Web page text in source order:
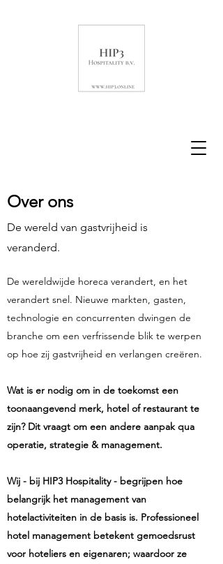
Over ons
De wereld van gastvrijheid is
veranderd.
De wereldwijde horeca verandert, en het
verandert snel. Nieuwe markten, gasten,
technologie en concurrenten dwingen de
branche om een verfrissende blik te werpen
op hoe zij gastvrijheid en verlangen creëren.
Wat is er nodig om in de toekomst een
toonaangevend merk, hotel of restaurant te
zijn? Dit vraagt om een andere aanpak qua
operatie, strategie & management.
Wij - bij HIP3 Hospitality - begrijpen hoe
belangrijk het management van
hotelactiviteiten in de basis is. Professioneel
hotel management betekent gemoedsrust
voor hoteliers en eigenaren; waardoor ze